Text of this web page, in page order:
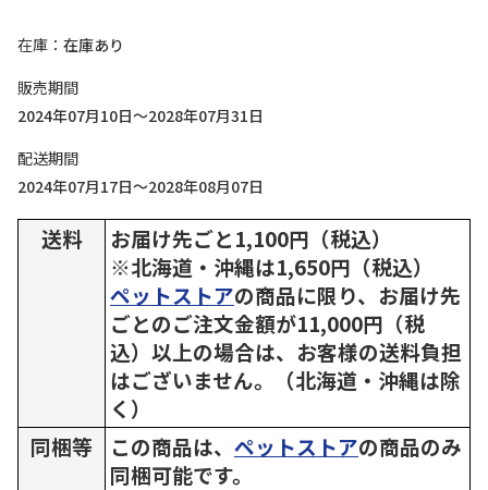
在庫
在庫あり
販売期間
2024年07月10日～2028年07月31日
配送期間
2024年07月17日～2028年08月07日
送料
お届け先ごと1,100円（税込）
※北海道・沖縄は1,650円（税込）
ペットストアの商品に限り、お届け先
ごとのご注文金額が11,000円（税
込）以上の場合は、お客様の送料負担
はございません。（北海道・沖縄は除
く）
同梱等
この商品は、 ペットストアの商品のみ
同梱可能です。